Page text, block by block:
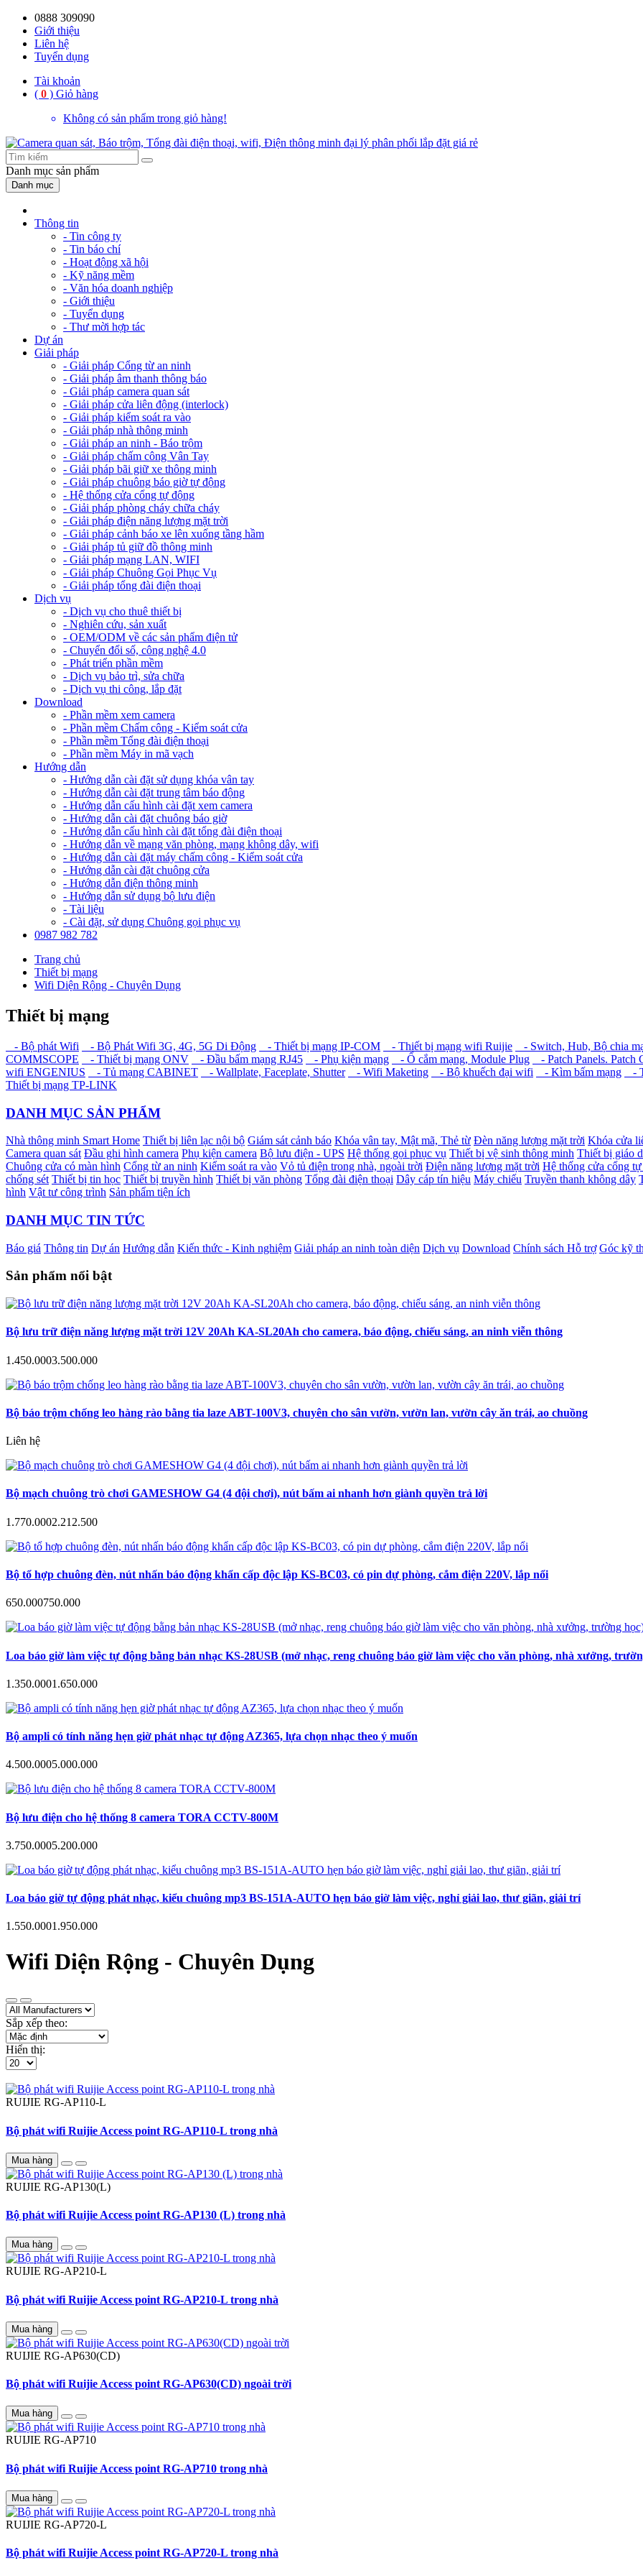
0888 309090
Giới thiệu
Liên hệ
Tuyển dụng
Tài khoản
( 0 ) Giỏ hàng
Không có sản phẩm trong giỏ hàng!
Danh mục sản phẩm
Danh mục
Thông tin
- Tin công ty
- Tin báo chí
- Hoạt động xã hội
- Kỹ năng mềm
- Văn hóa doanh nghiệp
- Giới thiệu
- Tuyển dụng
- Thư mời hợp tác
Dự án
Giải pháp
- Giải pháp Cổng từ an ninh
- Giải pháp âm thanh thông báo
- Giải pháp camera quan sát
- Giải pháp cửa liên động (interlock)
- Giải pháp kiểm soát ra vào
- Giải pháp nhà thông minh
- Giải pháp an ninh - Báo trộm
- Giải pháp chấm công Vân Tay
- Giải pháp bãi giữ xe thông minh
- Giải pháp chuông báo giờ tự động
- Hệ thống cửa cổng tự động
- Giải pháp phòng cháy chữa cháy
- Giải pháp điện năng lượng mặt trời
- Giải pháp cảnh báo xe lên xuống tầng hầm
- Giải pháp tủ giữ đồ thông minh
- Giải pháp mạng LAN, WIFI
- Giải pháp Chuông Gọi Phục Vụ
- Giải pháp tổng đài điện thoại
Dịch vụ
- Dịch vụ cho thuê thiết bị
- Nghiên cứu, sản xuất
- OEM/ODM về các sản phẩm điện tử
- Chuyển đổi số, công nghệ 4.0
- Phát triển phần mềm
- Dịch vụ bảo trì, sửa chữa
- Dịch vụ thi công, lắp đặt
Download
- Phần mềm xem camera
- Phần mềm Chấm công - Kiểm soát cửa
- Phần mềm Tổng đài điện thoại
- Phần mềm Máy in mã vạch
Hướng dẫn
- Hướng dẫn cài đặt sử dụng khóa vân tay
- Hướng dẫn cài đặt trung tâm báo động
- Hướng dẫn cấu hình cài đặt xem camera
- Hướng dẫn cài đặt chuông báo giờ
- Hướng dẫn cấu hình cài đặt tổng đài điện thoại
- Hướng dẫn về mạng văn phòng, mạng không dây, wifi
- Hướng dẫn cài đặt máy chấm công - Kiểm soát cửa
- Hướng dẫn cài đặt chuông cửa
- Hướng dẫn điện thông minh
- Hướng dẫn sử dụng bộ lưu điện
- Tài liệu
- Cài đặt, sử dụng Chuông gọi phục vụ
0987 982 782
Trang chủ
Thiết bị mạng
Wifi Diện Rộng - Chuyên Dụng
Thiết bị mạng
- Bộ phát Wifi - Bộ Phát Wifi 3G, 4G, 5G Di Động - Thiết bị mạng IP-COM - Thiết bị mạng wifi Ruijie - Switch, Hub, Bộ chia
COMMSCOPE
- Thiết bị mạng ONV - Đầu bấm mạng RJ45 - Phụ kiện mạng - Ổ cắm mạng, Module Plug - Patch Panels. Patch
wifi ENGENIUS
- Tủ mạng CABINET - Wallplate, Faceplate, Shutter - Wifi Maketing - Bộ khuếch đại wifi - Kìm bấm mạng -
Thiết bị mạng TP-LINK
DANH MỤC SẢN PHẨM
Nhà thông minh Smart Home Thiết bị liên lạc nội bộ Giám sát cảnh báo Khóa vân tay, Mật mã, Thẻ từ Đèn năng lượng mặt trời Khóa cửa
Camera quan sát Đầu ghi hình camera Phụ kiện camera Bộ lưu điện - UPS Hệ thống gọi phục vụ Thiết bị vệ sinh thông minh Thiết bị giáo
Chuông cửa có màn hình Cổng từ an ninh Kiểm soát ra vào Vỏ tủ điện trong nhà, ngoài trời Điện năng lượng mặt trời Hệ thống cửa cổng
chống sét Thiết bị tin học Thiết bị truyền hình Thiết bị văn phòng Tổng đài điện thoại Dây cáp tín hiệu Máy chiếu Truyền thanh không dây
hình Vật tư công trình Sản phẩm tiện ích
DANH MỤC TIN TỨC
Báo giá Thông tin Dự án Hướng dẫn Kiến thức - Kinh nghiệm Giải pháp an ninh toàn diện Dịch vụ Download Chính sách Hỗ trợ Góc kỹ
Sản phẩm nổi bật
Bộ lưu trữ điện năng lượng mặt trời 12V 20Ah KA-SL20Ah cho camera, báo động, chiếu sáng, an ninh viễn thông
1.450.0003.500.000
Bộ báo trộm chống leo hàng rào bằng tia laze ABT-100V3, chuyên cho sân vườn, vườn lan, vườn cây ăn trái, ao chuồng
Liên hệ
Bộ mạch chuông trò chơi GAMESHOW G4 (4 đội chơi), nút bấm ai nhanh hơn giành quyền trả lời
1.770.0002.212.500
Bộ tổ hợp chuông đèn, nút nhấn báo động khẩn cấp độc lập KS-BC03, có pin dự phòng, cắm điện 220V, lắp nổi
650.000750.000
Loa báo giờ làm việc tự động bằng bản nhạc KS-28USB (mở nhạc, reng chuông báo giờ làm việc cho văn phòng, nhà xưởng,
1.350.0001.650.000
Bộ ampli có tính năng hẹn giờ phát nhạc tự động AZ365, lựa chọn nhạc theo ý muốn
4.500.0005.000.000
Bộ lưu điện cho hệ thống 8 camera TORA CCTV-800M
3.750.0005.200.000
Loa báo giờ tự động phát nhạc, kiểu chuông mp3 BS-151A-AUTO hẹn báo giờ làm việc, nghỉ giải lao, thư giãn, giải trí
1.550.0001.950.000
Wifi Diện Rộng - Chuyên Dụng
Sắp xếp theo:
Hiển thị:
RUIJIE RG-AP110-L
Bộ phát wifi Ruijie Access point RG-AP110-L trong nhà
Mua hàng
RUIJIE RG-AP130(L)
Bộ phát wifi Ruijie Access point RG-AP130 (L) trong nhà
Mua hàng
RUIJIE RG-AP210-L
Bộ phát wifi Ruijie Access point RG-AP210-L trong nhà
Mua hàng
RUIJIE RG-AP630(CD)
Bộ phát wifi Ruijie Access point RG-AP630(CD) ngoài trời
Mua hàng
RUIJIE RG-AP710
Bộ phát wifi Ruijie Access point RG-AP710 trong nhà
Mua hàng
RUIJIE RG-AP720-L
Bộ phát wifi Ruijie Access point RG-AP720-L trong nhà